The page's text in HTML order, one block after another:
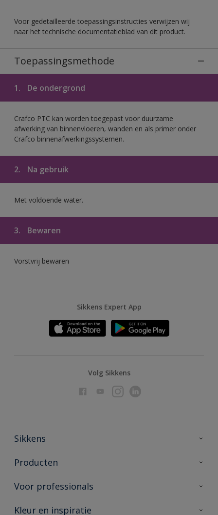
Voor gedetailleerde toepassingsinstructies verwijzen wij
naar het technische documentatieblad van dit product.
Toepassingsmethode
1. De ondergrond
Crafco PTC kan worden toegepast voor duurzame
afwerking van binnenvloeren, wanden en als primer onder
Crafco binnenafwerkingssystemen.
2. Na gebruik
Met voldoende water.
3. Bewaren
Vorstvrij bewaren
Sikkens Expert App
Volg Sikkens
Sikkens
Over Sikkens
Duurzaamheid
Producten
Producten voor binnen
Vind je verkooppunt
Voor professionals
Advies & service
Kleur en inspiratie